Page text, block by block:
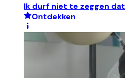
Ik durf niet te zeggen dat
Ontdekken